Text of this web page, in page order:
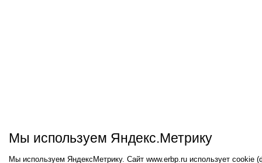
Мы используем Яндекс.Метрику
Мы используем ЯндексМетрику. Сайт www.erbp.ru использует